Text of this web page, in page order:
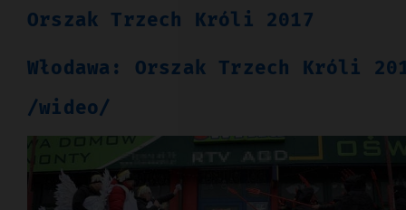
Orszak Trzech Króli 2017
Włodawa: Orszak Trzech Króli
/wideo/